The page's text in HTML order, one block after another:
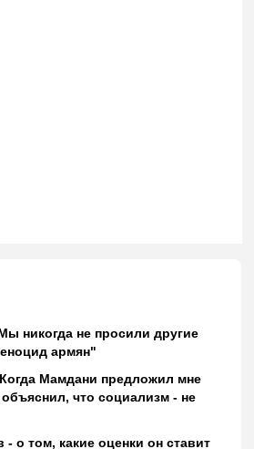
никогда не просили другие
армян"
Мамдани предложил мне
что социализм - не
о том, какие оценки он ставит